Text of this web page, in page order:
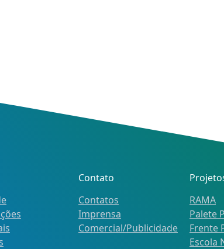
Contato
Contatos
Imprensa
Comercial/Publicidade
RAMA
Palete
Frente
Escola